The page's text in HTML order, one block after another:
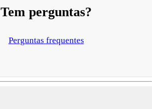
Tem perguntas?
Perguntas frequentes